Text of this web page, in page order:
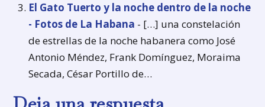
El Gato Tuerto y la noche dentro de la noche
- Fotos de La Habana - […] una constelación
de estrellas de la noche habanera como José
Antonio Méndez, Frank Domínguez, Moraima
Secada, César Portillo de…